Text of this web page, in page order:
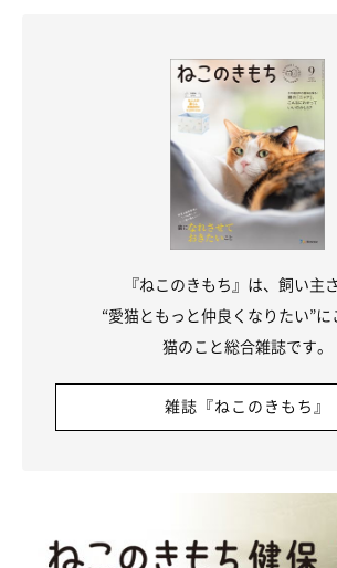
臆病な猫との付き合
『ねこのきもち』は、飼い主
“愛猫ともっと仲良くなりたい”に
猫のこと総合雑誌です。
雑誌『ねこのきもち』